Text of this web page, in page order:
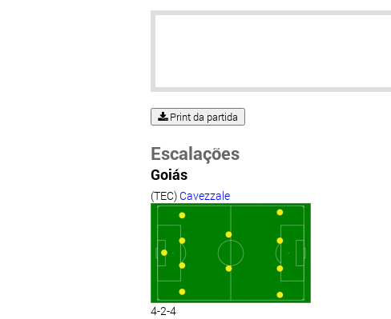
Print da partida
Escalações
Goiás
(TEC) Cavezzale
4-2-4